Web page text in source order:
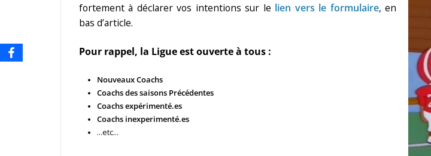
fortement à déclarer vos intentions sur le lien vers le formulaire, en
bas d’article.
Pour rappel, la Ligue est ouverte à tous :
NouveauxCoachs
Coachs des saisons Précédentes
Coachs expérimenté.es
Coachs inexperimenté.es
…etc…